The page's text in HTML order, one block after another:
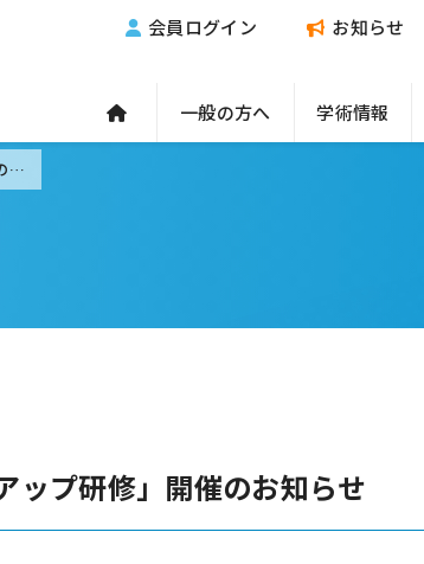
会員ログイン お知らせ
一般の方へ 学術情報
生涯学習セミナー「静脈穿刺フォローアップ研修」開催のお知らせ
ップ研修」開催のお知らせ